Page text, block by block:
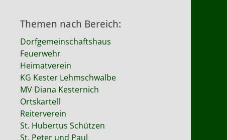
Themen nach Bereich:
Dorfgemeinschaftshaus
Feuerwehr
Heimatverein
KG Kester Lehmschwalbe
MV Diana Kesternich
Ortskartell
Reiterverein
St. Hubertus Schützen
St. Peter und Paul